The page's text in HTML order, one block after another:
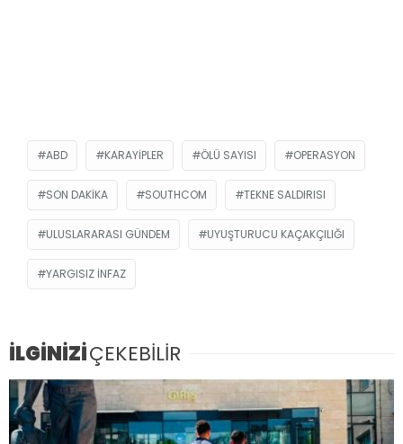
ABD KARAYIPLER ÖLÜ SAYISI OPERASYON
SON DAKIKA SOUTHCOM TEKNE SALDIRISI
ULUSLARARASI GÜNDEM UYUŞTURUCU KAÇAKÇILIĞI
YARGISIZ INFAZ
İLGİNİZİÇEKEBİLİR